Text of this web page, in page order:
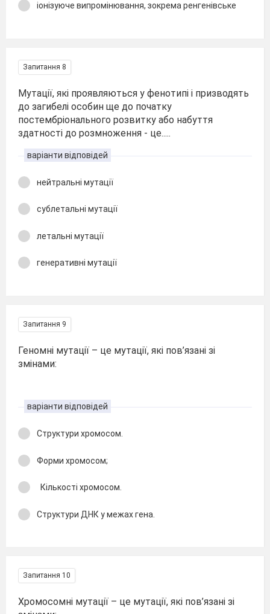
іонізуюче випромінювання, зокрема ренгенівське
Запитання 8
Мутації, які проявляються у фенотипі і призводять
до загибелі особин ще до початку
постембріонального розвитку або набуття
здатності до розмноження - це.....
варіанти відповідей
нейтральні мутації
сублетальні мутації
летальні мутації
генеративні мутації
Запитання 9
Геномні мутації – це мутації, які пов’язані зі
змінами:
варіанти відповідей
Структури хромосом.
Форми хромосом;
Кількості хромосом.
Структури ДНК у межах гена.
Запитання 10
Хромосомні мутації – це мутації, які пов’язані зі